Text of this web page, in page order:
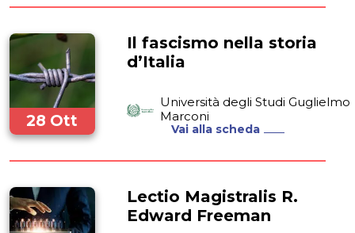
28 Ott
Il fascismo nella storia
d’Italia
Università degli Studi Guglielmo
Marconi
Vai alla scheda
Lectio Magistralis R.
Edward Freeman